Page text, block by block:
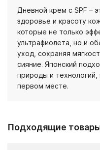
Дневной крем с SPF –
здоровье и красоту
которые не только
ультрафиолета, но и
уход, сохраняя
сияние. Японский
природы и технологий,
первом месте.
Подходящие